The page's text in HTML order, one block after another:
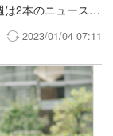
2本のニュースを
2023/01/04 07:11